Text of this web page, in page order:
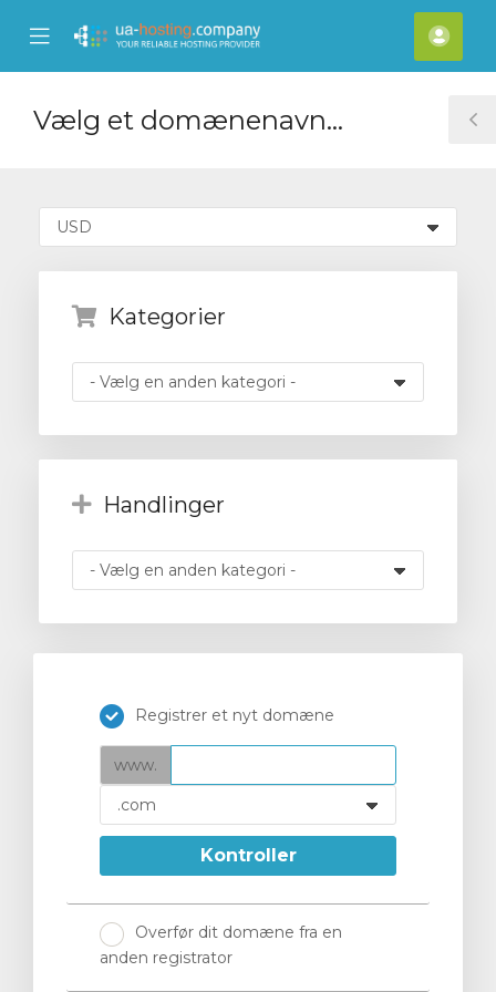
Mobile
Menu
Vælg et domænenavn…
Kategorier
Handlinger
Registrer et nyt domæne
www.
Kontroller
Overfør dit domæne fra en
anden registrator